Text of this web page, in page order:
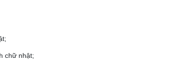
chữ nhật;